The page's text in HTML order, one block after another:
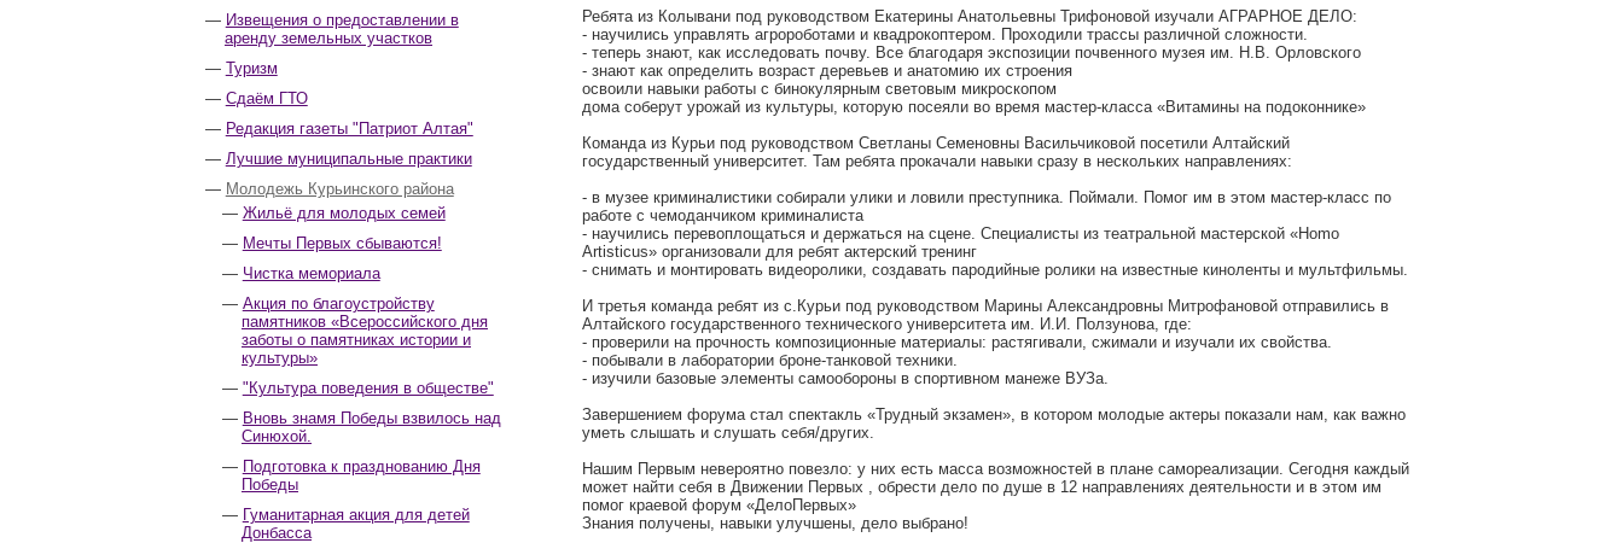
Извещения о предоставлении в
аренду земельных участков
Туризм
Сдаём ГТО
Редакция газеты "Патриот Алтая"
Лучшие муниципальные практики
Молодежь Курьинского района
Жильё для молодых семей
Мечты Первых сбываются!
Чистка мемориала
Акция по благоустройству
памятников «Всероссийского дня
заботы о памятниках истории и
культуры»
"Культура поведения в обществе"
Вновь знамя Победы взвилось над
Синюхой.
Подготовка к празднованию Дня
Победы
Гуманитарная акция для детей
Донбасса
Ребята из Колывани под руководством Екатерины Анатольевны Трифоновой изучали АГРАРНОЕ ДЕЛО:
- научились управлять агророботами и квадрокоптером. Проходили трассы различной сложности.
- теперь знают, как исследовать почву. Все благодаря экспозиции почвенного музея им. Н.В. Орловского
- знают как определить возраст деревьев и анатомию их строения
освоили навыки работы с бинокулярным световым микроскопом
дома соберут урожай из культуры, которую посеяли во время мастер-класса «Витамины на подоконнике»
Команда из Курьи под руководством Светланы Семеновны Васильчиковой посетили Алтайский
государственный университет. Там ребята прокачали навыки сразу в нескольких направлениях:
- в музее криминалистики собирали улики и ловили преступника. Поймали. Помог им в этом мастер-класс по
работе с чемоданчиком криминалиста
- научились перевоплощаться и держаться на сцене. Специалисты из театральной мастерской «Homo
Artisticus» организовали для ребят актерский тренинг
- снимать и монтировать видеоролики, создавать пародийные ролики на известные киноленты и мультфильмы.
И третья команда ребят из с.Курьи под руководством Марины Александровны Митрофановой отправились в
Алтайского государственного технического университета им. И.И. Ползунова, где:
- проверили на прочность композиционные материалы: растягивали, сжимали и изучали их свойства.
- побывали в лаборатории броне-танковой техники.
- изучили базовые элементы самообороны в спортивном манеже ВУЗа.
Завершением форума стал спектакль «Трудный экзамен», в котором молодые актеры показали нам, как важно
уметь слышать и слушать себя/других.
Нашим Первым невероятно повезло: у них есть масса возможностей в плане самореализации. Сегодня каждый
может найти себя в Движении Первых , обрести дело по душе в 12 направлениях деятельности и в этом им
помог краевой форум «ДелоПервых»
Знания получены, навыки улучшены, дело выбрано!